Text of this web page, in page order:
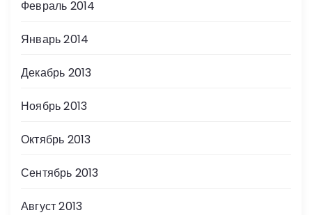
Февраль 2014
Январь 2014
Декабрь 2013
Ноябрь 2013
Октябрь 2013
Сентябрь 2013
Август 2013